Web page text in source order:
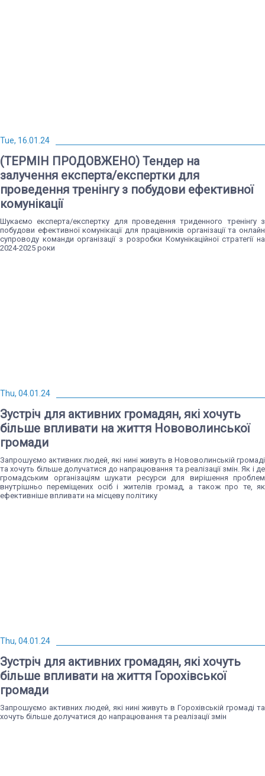
Tue, 16.01.24
(ТЕРМІН ПРОДОВЖЕНО) Тендер на
залучення експерта/експертки для
проведення тренінгу з побудови ефективної
комунікації
Шукаємо експерта/експертку для проведення триденного тренінгу з
побудови ефективної комунікації для працівників організації та онлайн
супроводу команди організації з розробки Комунікаційної стратегії на
2024-2025 роки
Thu, 04.01.24
Зустріч для активних громадян, які хочуть
більше впливати на життя Нововолинської
громади
Запрошуємо активних людей, які нині живуть в Нововолинській громаді
та хочуть більше долучатися до напрацювання та реалізації змін. Як і де
громадським організаціям шукати ресурси для вирішення проблем
внутрішньо переміщених осіб і жителів громад, а також про те, як
ефективніше впливати на місцеву політику
Thu, 04.01.24
Зустріч для активних громадян, які хочуть
більше впливати на життя Горохівської
громади
Запрошуємо активних людей, які нині живуть в Горохівській громаді та
хочуть більше долучатися до напрацювання та реалізації змін